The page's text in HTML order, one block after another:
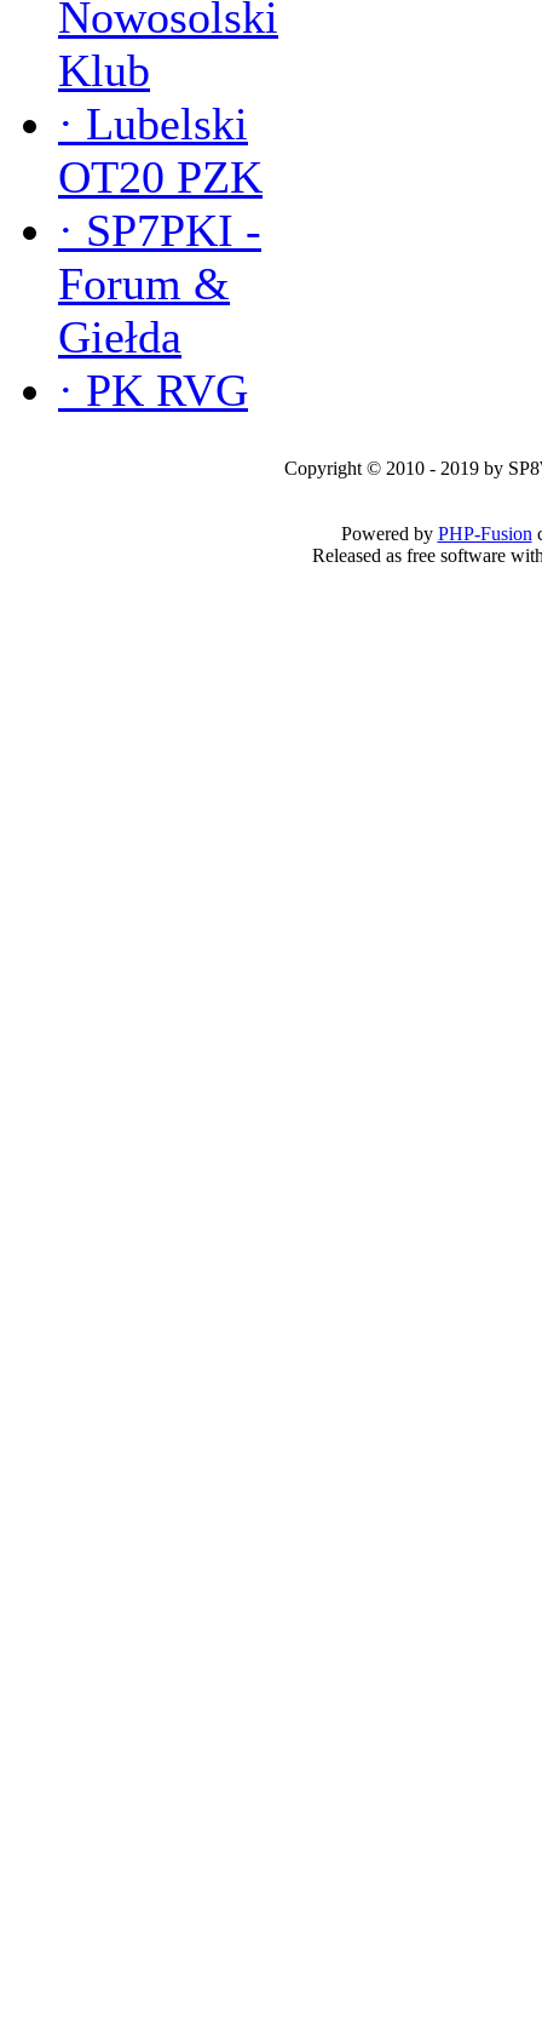
Nowosolski
Klub
· Lubelski
OT20 PZK
· SP7PKI -
Forum &
Giełda
· PK RVG
Copyright © 2010 - 2019 by
Powered by PHP-Fusion
Released as free software